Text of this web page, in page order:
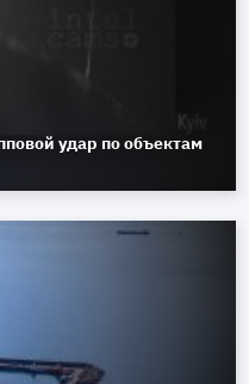
удар по объектам